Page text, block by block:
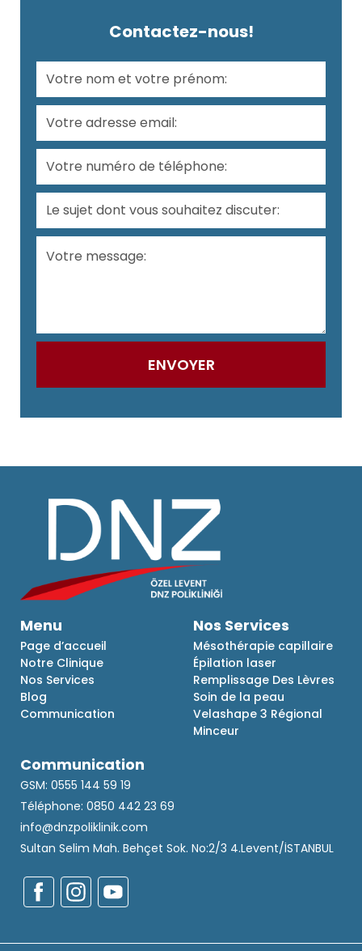
Contactez-nous!
Menu
Page d’accueil
Notre Clinique
Nos Services
Blog
Communication
Nos Services
Mésothérapie capillaire
Épilation laser
Remplissage Des Lèvres
Soin de la peau
Velashape 3 Régional
Minceur
Communication
GSM: 0555 144 59 19
Téléphone: 0850 442 23 69
info@dnzpoliklinik.com
Sultan Selim Mah. Behçet Sok. No:2/3 4.Levent/İSTANBUL